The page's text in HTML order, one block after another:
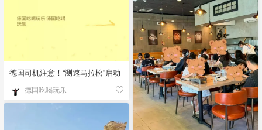
德国司机注意！“测速马拉松”启动
德国吃喝玩乐